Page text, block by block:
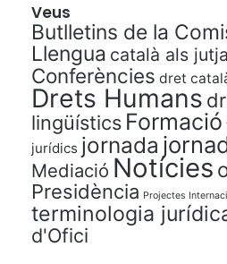
Veus
Butlletins de la
Llengua català als
Conferències dret
Drets Humans
lingüístics Formació
jurídics jornada
Mediació Notícies
Presidència Projectes
terminologia
d'Ofici